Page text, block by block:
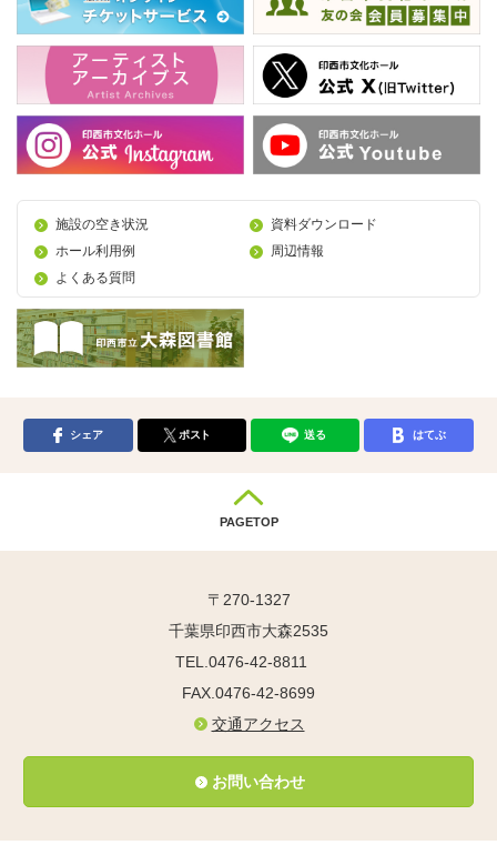
施設の空き状況
資料ダウンロード
ホール利用例
周辺情報
よくある質問
シェア ポスト 送る はてぶ
PAGETOP
〒270-1327
千葉県印西市大森2535
TEL.0476-42-8811
FAX.0476-42-8699
交通アクセス
お問い合わせ